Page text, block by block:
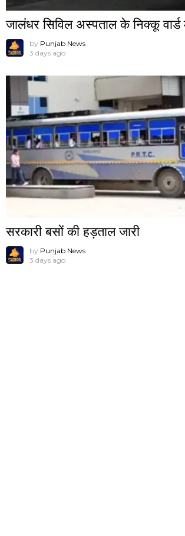
जालंधर सिविल अस्पताल के निक्कू
by Punjab News
3 days ago
सरकारी बसों की हड़ताल जारी
by Punjab News
3 days ago